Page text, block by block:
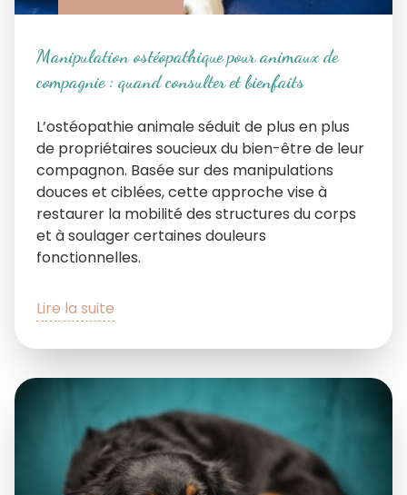
Manipulation ostéopathique pour animaux de
compagnie : quand consulter et bienfaits
L’ostéopathie animale séduit de plus en plus
de propriétaires soucieux du bien-être de leur
compagnon. Basée sur des manipulations
douces et ciblées, cette approche vise à
restaurer la mobilité des structures du corps
et à soulager certaines douleurs
fonctionnelles.
Lire la suite